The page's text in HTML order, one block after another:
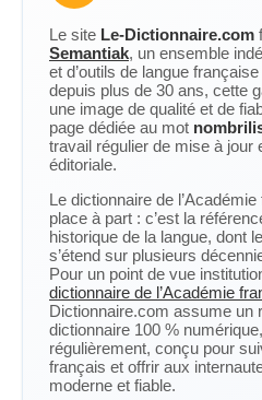
Le site Le-Dictionnaire.com
Semantiak, un ensemble
et d’outils de langue
depuis plus de 30 ans, cette
une image de qualité et de
page dédiée au mot
travail régulier de mise à jour
éditoriale.
Le dictionnaire de
place à part : c’est la
historique de la langue, dont
s’étend sur plusieurs
Pour un point de vue
dictionnaire de l’Académie
Dictionnaire.com assume un
dictionnaire 100 %
régulièrement, conçu pour
français et offrir aux
moderne et fiable.